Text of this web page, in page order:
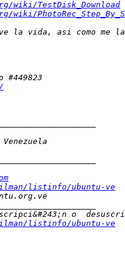
wiki/TestDisk_Download
listinfo/ubuntu-ve
listinfo/ubuntu-ve